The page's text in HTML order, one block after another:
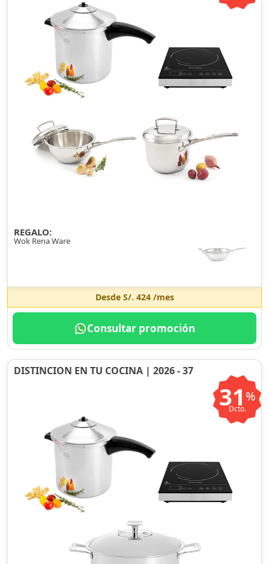
REGALO:
Wok Rena Ware
Desde S/. 424/mes
Consultar promoción
DISTINCION EN TU COCINA | 2026 - 37
31 %
Dcto.